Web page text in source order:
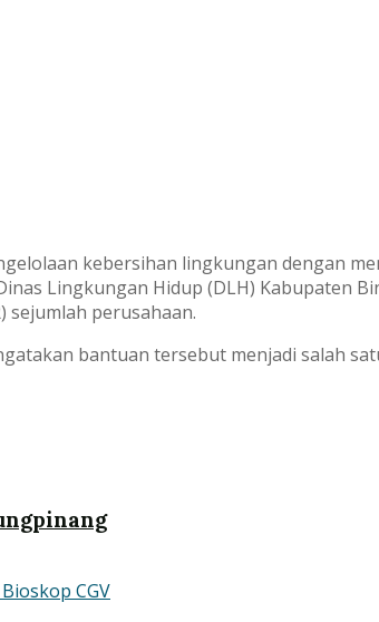
kebersihan lingkungan dengan
Lingkungan Hidup (DLH) Kabupaten
sejumlah perusahaan.
bantuan tersebut menjadi salah